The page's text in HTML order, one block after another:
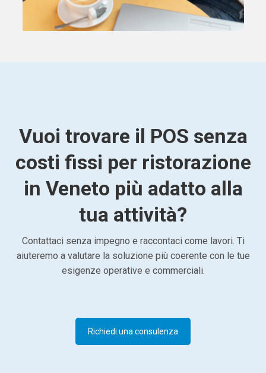
Vuoi trovare il POS senza
costi fissi per ristorazione
in Veneto più adatto alla
tua attività?
Contattaci senza impegno e raccontaci come lavori. Ti
aiuteremo a valutare la soluzione più coerente con le tue
esigenze operative e commerciali.
Richiedi una consulenza